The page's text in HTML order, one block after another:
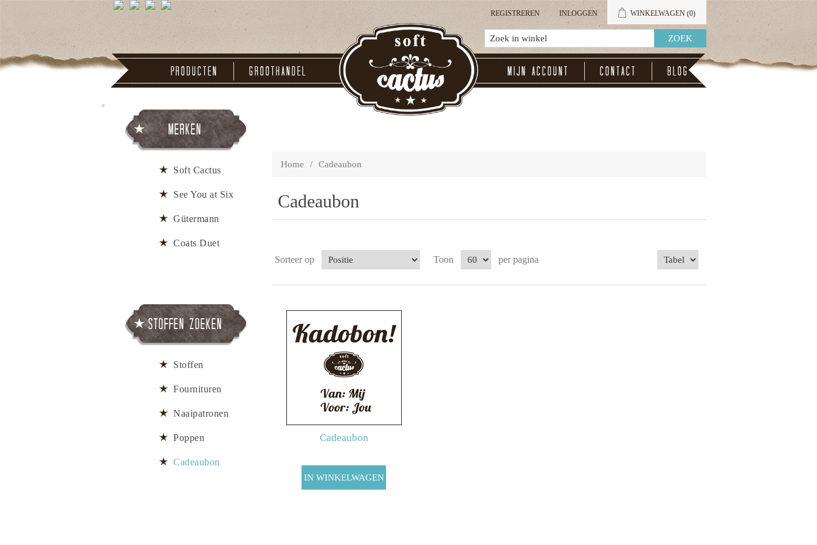
REGISTREREN INLOGGEN WINKELWAGEN (0)
Producten Groothandel Mijn account Contact Blog
Home / Cadeaubon
Cadeaubon
Sorteer op Toon per pagina
Cadeaubon
Merken
Soft Cactus
See You at Six
Gütermann
Coats Duet
Stoffen zoeken
Stoffen
Fournituren
Naaipatronen
Poppen
Cadeaubon